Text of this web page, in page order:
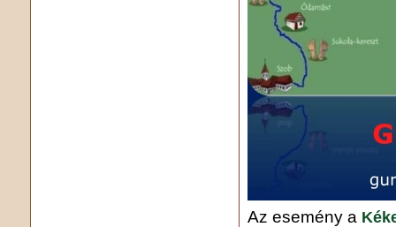
Az esemény a